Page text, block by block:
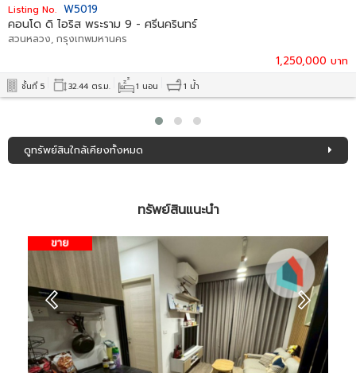
ส พระราม 9 - ศรีนครินทร์
เทพมหานคร
1,250,000 บาท
32.44 ตร.ม. 1 นอน 1 น้ำ
ดูทรัพย์สินใกล้เคียงทั้งหมด
ทรัพย์สินแนะนำ